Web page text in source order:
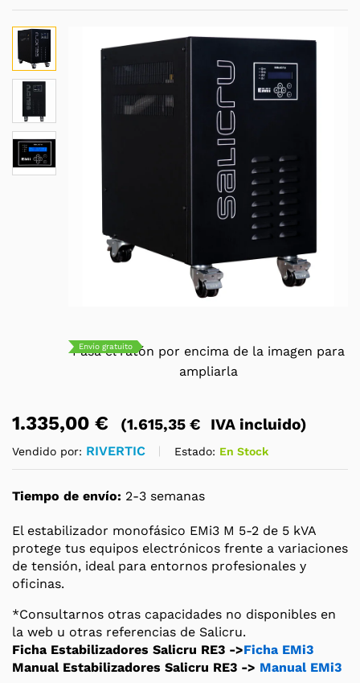
Pasa el ratón por encima de la imagen para
ampliarla
Envío gratuito
1.335,00 € (1.615,35 € IVA incluido)
Vendido por: RIVERTIC Estado: En Stock
Tiempo de envío: 2-3 semanas
El estabilizador monofásico EMi3 M 5-2 de 5 kVA
protege tus equipos electrónicos frente a variaciones
de tensión, ideal para entornos profesionales y
oficinas.
*Consultarnos otras capacidades no disponibles en
la web u otras referencias de Salicru.
Ficha Estabilizadores Salicru RE3 ->Ficha EMi3
Manual Estabilizadores Salicru RE3 -> Manual EMi3